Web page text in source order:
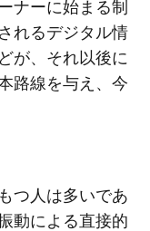
ナーに始まる制
れるデジタル情
が、それ以後に
路線を与え、今
つ人は多いであ
動による直接的